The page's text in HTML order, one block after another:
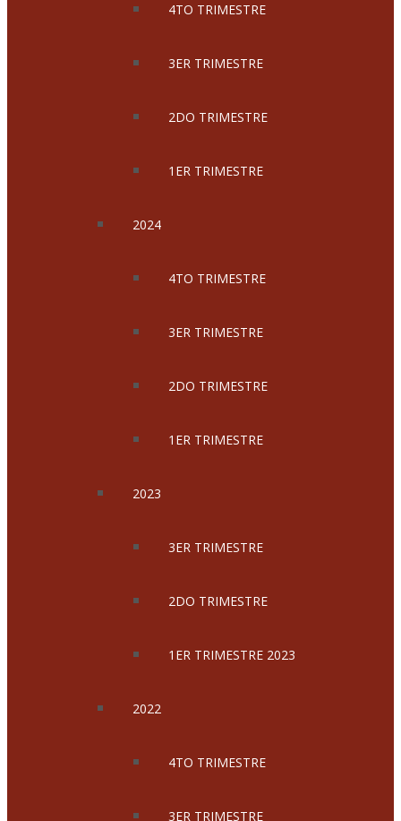
4TO TRIMESTRE
3ER TRIMESTRE
2DO TRIMESTRE
1ER TRIMESTRE
2024
4TO TRIMESTRE
3ER TRIMESTRE
2DO TRIMESTRE
1ER TRIMESTRE
2023
3ER TRIMESTRE
2DO TRIMESTRE
1ER TRIMESTRE 2023
2022
4TO TRIMESTRE
3ER TRIMESTRE